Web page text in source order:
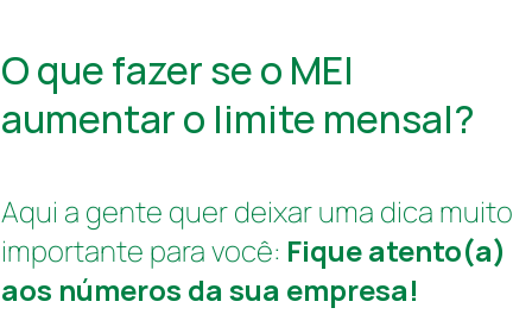
O que fazer se o MEI
aumentar o limite mensal?
Aqui a gente quer deixar uma dica muito
importante para você: Fique atento(a)
aos números da sua empresa!